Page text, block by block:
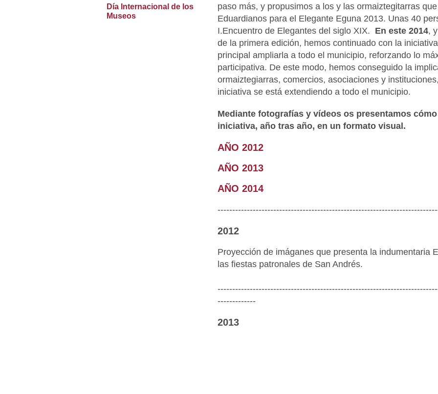
paso más, y propusimos a los y las ormaiztegitarras
Eduardianos para el Elegante Eguna 2013. Unas 40
I.Encuentro de Elegantes del siglo XIX. En este 2014,
de la primera edición, hemos continuado con la
principal ampliarla a todo el municipio, reforzando lo
participativa. De este modo, hemos conseguido la
ormaiztegiarras, comercios, asociaciones y
iniciativa se está extendiendo a todo el municipio.
Mediante fotografías y vídeos os presentamos
iniciativa, año tras año, en un formato visual.
AÑO 2012
AÑO 2013
AÑO 2014
2012
Proyección de imáganes que presenta la indumentaria
las fiestas patronales de San Andrés.
-------------
2013
Día Internacional de los
Museos